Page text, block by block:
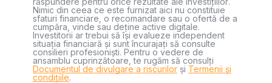
Nimic din ceea ce este furnizat aici nu constituie
sfaturi financiare, o recomandare sau o ofertă de a
cumpăra, vinde sau deține active digitale.
Investitorii ar trebui să își evalueze independent
situația financiară și sunt încurajați să consulte
consilieri profesioniști. Pentru o vedere de
ansamblu cuprinzătoare, te rugăm să consulți
Documentul de divulgare a riscurilor și Termenii și
condițiile.